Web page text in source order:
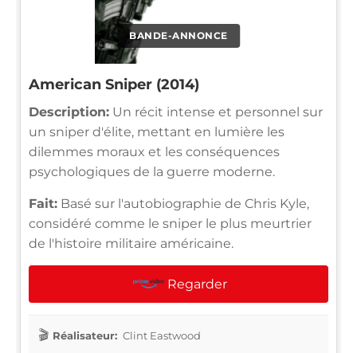
BANDE-ANNONCE
American Sniper (2014)
Description: Un récit intense et personnel sur
un sniper d'élite, mettant en lumière les
dilemmes moraux et les conséquences
psychologiques de la guerre moderne.
Fait: Basé sur l'autobiographie de Chris Kyle,
considéré comme le sniper le plus meurtrier
de l'histoire militaire américaine.
Regarder
Réalisateur: Clint Eastwood